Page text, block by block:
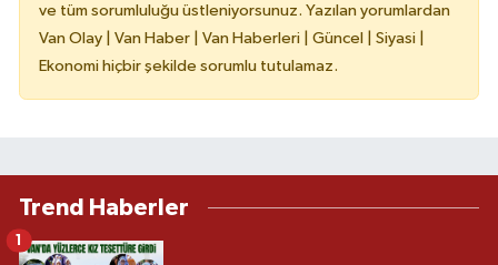
ve tüm sorumluluğu üstleniyorsunuz. Yazılan yorumlardan
Van Olay | Van Haber | Van Haberleri | Güncel | Siyasi |
Ekonomi hiçbir şekilde sorumlu tutulamaz.
Trend Haberler
1